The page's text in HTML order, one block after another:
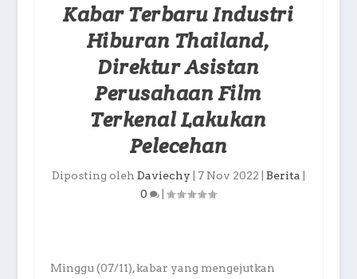
Kabar Terbaru Industri
Hiburan Thailand,
Direktur Asistan
Perusahaan Film
Terkenal Lakukan
Pelecehan
Diposting oleh Daviechy 7 Nov 2022 Berita
0
|
Minggu (07/11), kabar yang mengejutkan